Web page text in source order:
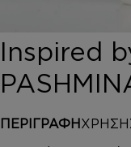
HOROMIA
SPECIAL
ΚΑΛΑΘΙ
Inspired
ΠΕΡΙΓΡΑΦΗ ΧΡΗΣΗ